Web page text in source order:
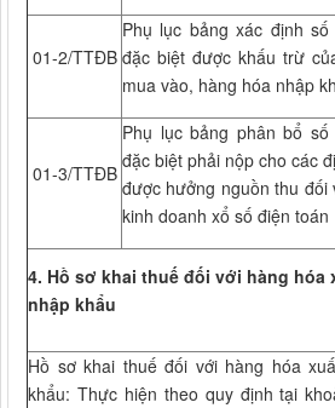
01-2/TTĐB
Phụ lục bảng xác định
đặc biệt được khấu trừ
mua vào, hàng hóa nhập
01-3/TTĐB
Phụ lục bảng phân bổ
đặc biệt phải nộp cho các
được hưởng nguồn thu đối
kinh doanh xổ số điện toán
4. Hồ sơ khai thuế đối với hàng hóa
nhập khẩu
Hồ sơ khai thuế đối với hàng hóa
khẩu: Thực hiện theo quy định tại